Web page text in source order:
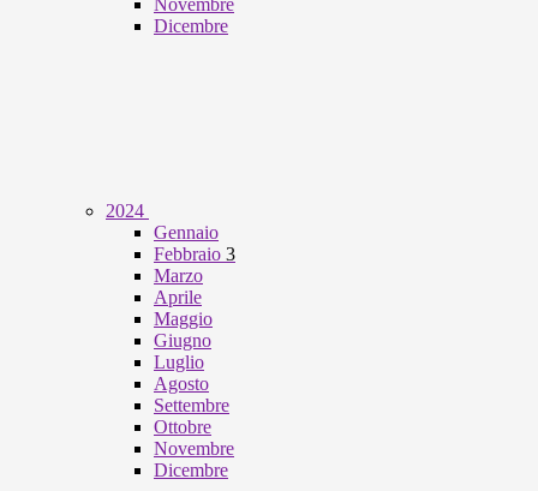
Novembre
Dicembre
2024
Gennaio
Febbraio 3
Marzo
Aprile
Maggio
Giugno
Luglio
Agosto
Settembre
Ottobre
Novembre
Dicembre